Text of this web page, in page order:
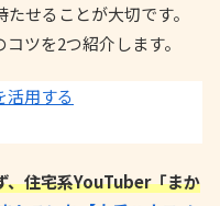
せることが大切です。
ツを2つ紹介します。
活用する
、住宅系YouTuber「まか